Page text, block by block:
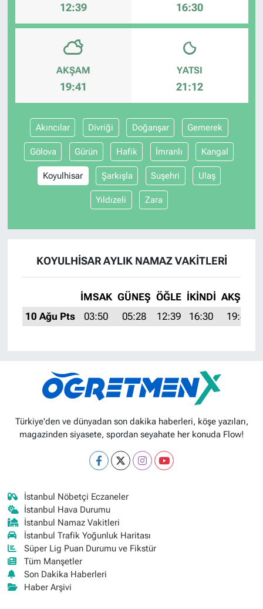
12:39 16:30
AKŞAM
19:41
YATSI
21:12
Akıncılar Divriği Doğanşar Gemerek
Gölova Gürün Hafik İmranlı Kangal
Koyulhisar Şarkışla Suşehri Ulaş
Yıldızeli Zara
KOYULHISAR AYLIK NAMAZ VAKITLERI
İMSAK GÜNEŞ ÖĞLE İKINDI AKŞAM
10 Ağu Pts
03:50 05:28 12:39 16:30 19:41
Türkiye'den ve dünyadan son dakika haberleri, köşe yazıları,
magazinden siyasete, spordan seyahate her konuda Flow!
İstanbul Nöbetçi Eczaneler
İstanbul Hava Durumu
İstanbul Namaz Vakitleri
İstanbul Trafik Yoğunluk Haritası
Süper Lig Puan Durumu ve Fikstür
Tüm Manşetler
Son Dakika Haberleri
Haber Arşivi